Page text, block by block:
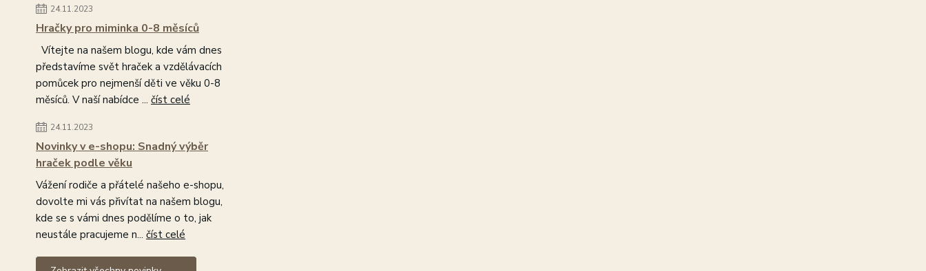
24.11.2023
Hračky pro miminka 0-8 měsíců
Vítejte na našem blogu, kde vám dnes
představíme svět hraček a vzdělávacích
pomůcek pro nejmenší děti ve věku 0-8
měsíců. V naší nabídce ... číst celé
24.11.2023
Novinky v e-shopu: Snadný výběr
hraček podle věku
Vážení rodiče a přátelé našeho e-shopu,
dovolte mi vás přivítat na našem blogu,
kde se s vámi dnes podělíme o to, jak
neustále pracujeme n... číst celé